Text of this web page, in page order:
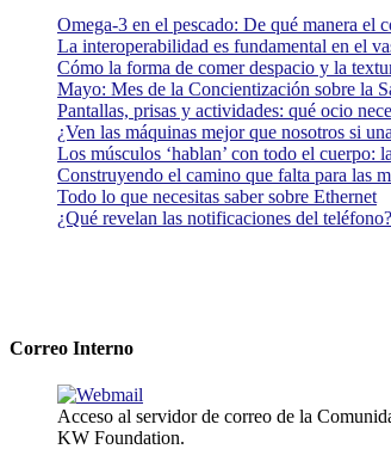
Omega-3 en el pescado: De qué manera el
La interoperabilidad es fundamental en el
Cómo la forma de comer despacio y la
Mayo: Mes de la Concientización sobre la
Pantallas, prisas y actividades: qué ocio
¿Ven las máquinas mejor que nosotros si
Los músculos ‘hablan’ con todo el
Construyendo el camino que falta para las
Todo lo que necesitas saber sobre Ethernet
¿Qué revelan las notificaciones del teléfono?
Correo Interno
Acceso al servidor de correo de la
KW Foundation.